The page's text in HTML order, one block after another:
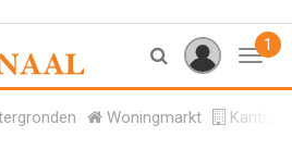
1
Woningmarkt